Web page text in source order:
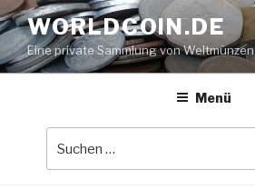
Zum
Inhalt
springen
WORLDCOIN.DE
Eine private Sammlung von Weltmünzen
Menü